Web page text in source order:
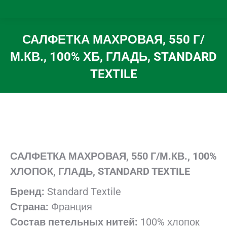
САЛФЕТКА МАХРОВАЯ, 550 Г/
М.КВ., 100% ХБ, ГЛАДЬ, STANDARD
TEXTILE
Вы здесь:
САЛФЕТКА МАХРОВАЯ, 550 Г/М.КВ., 100%
ХЛОПОК, ГЛАДЬ, STANDARD TEXTILE
Бренд: Standard Textile
Страна: Франция
Состав петельных нитей: 100% хлопок